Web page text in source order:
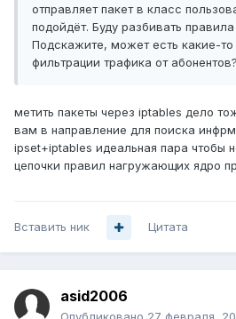
отправляет пакет в класс
подойдёт. Буду разбивать
Подскажите, может есть какие-то
фильтрации трафика от абонентов?
метить пакеты через iptables дело
вам в направление для поиска
ipset+iptables идеальная пара чтобы
цепочки правил нагружающих ядро
Вставить ник Цитата
asid2006